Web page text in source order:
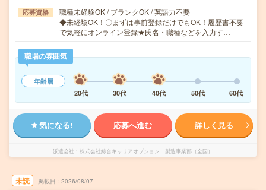
応募資格
職種未経験OK / ブランクOK / 英語力不要
◆未経験OK！〇まずは事前登録だけでもOK！履歴書不要
で気軽にオンライン登録★氏名・職種などを入力す…
職場の雰囲気
年齢層
20代
30代 40代 50代 60代
気になる! 応募へ進む 詳しく見る
派遣会社 株式会社綜合キャリアオプション 製造事業部（全国）
未読 掲載日 2026/08/07